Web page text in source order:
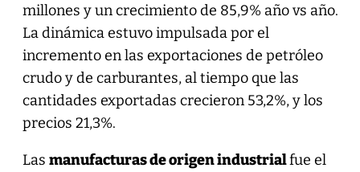
millones y un crecimiento de 85,9% año vs año.
La dinámica estuvo impulsada por el
incremento en las exportaciones de petróleo
crudo y de carburantes, al tiempo que las
cantidades exportadas crecieron 53,2%, y los
precios 21,3%.
Las manufacturas de origen industrialfue el